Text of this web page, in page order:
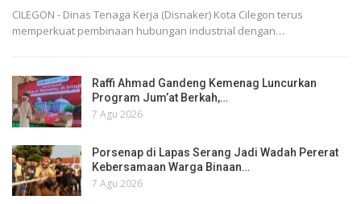
CILEGON - Dinas Tenaga Kerja (Disnaker) Kota Cilegon terus
memperkuat pembinaan hubungan industrial dengan…
Raffi Ahmad Gandeng Kemenag Luncurkan
Program Jum’at Berkah,…
7 Agu 2026
Porsenap di Lapas Serang Jadi Wadah Pererat
Kebersamaan Warga Binaan…
7 Agu 2026